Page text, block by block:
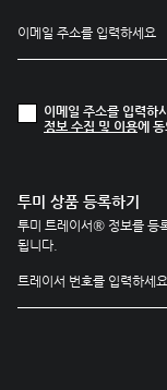
이메일 주소를 입력하
정보 수집 및 이용에 동
투미 상품 등록하기
투미 트레이서® 정보를 등
됩니다.